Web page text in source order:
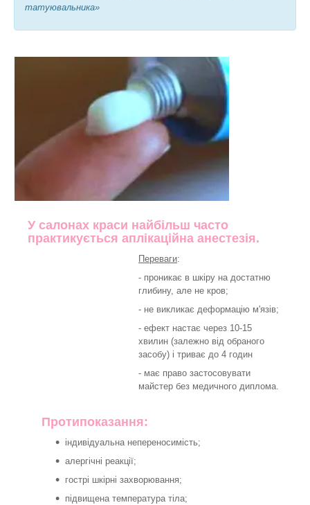
татуювальника»
У салонах краси найбільш часто
практикується аплікаційна анестезія.
Переваги:
- проникає в шкіру на достатню
глибину, але не кров;
- не викликає деформацію м'язів;
- ефект настає через 10-15
хвилин (залежно від обраного
засобу) і триває до 4 годин
- має право застосовувати
майстер без медичного диплома.
Протипоказання:
індивідуальна непереносимість;
алергічні реакції;
гострі шкірні захворювання;
підвищена температура тіла;